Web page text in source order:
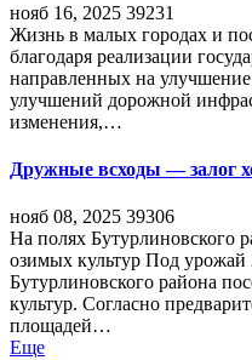
нояб 16, 2025 39231
Жизнь в малых городах и
благодаря реализации
направленных на
улучшений дорожной
изменения,…
Дружные всходы — залог
нояб 08, 2025 39306
На полях Бутурлиновского
озимых культур Под урожай
Бутурлиновского района
культур. Согласно
площадей…
Еще